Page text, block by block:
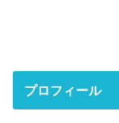
プロフィール